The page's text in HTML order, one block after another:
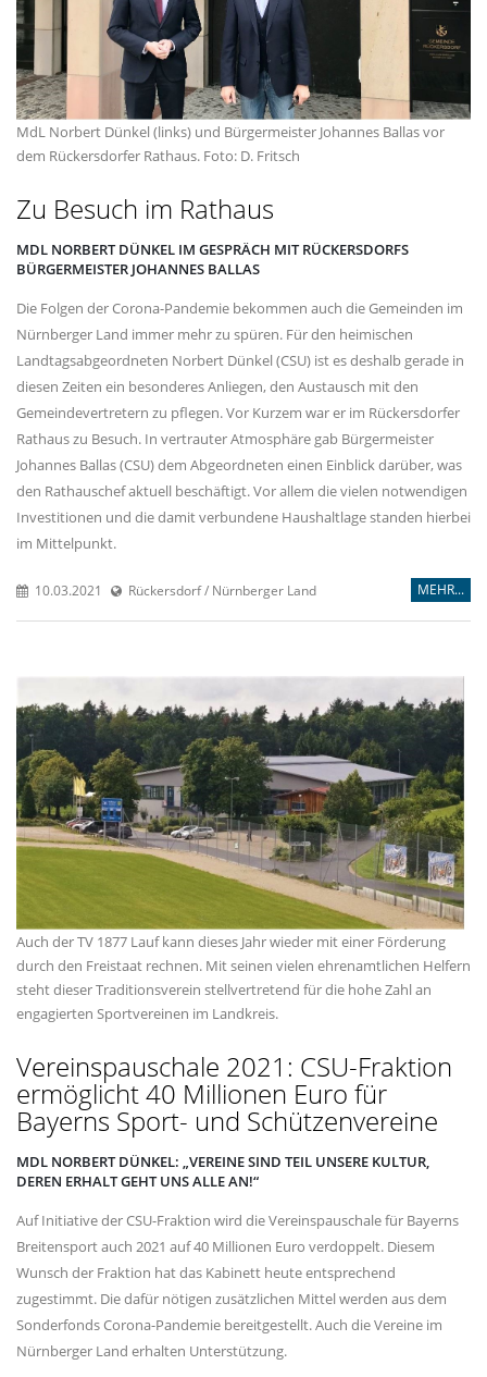
MdL Norbert Dünkel (links) und Bürgermeister Johannes Ballas vor
dem Rückersdorfer Rathaus. Foto: D. Fritsch
Zu Besuch im Rathaus
MDL NORBERT DÜNKEL IM GESPRÄCH MIT RÜCKERSDORFS
BÜRGERMEISTER JOHANNES BALLAS
Die Folgen der Corona-Pandemie bekommen auch die Gemeinden im
Nürnberger Land immer mehr zu spüren. Für den heimischen
Landtagsabgeordneten Norbert Dünkel (CSU) ist es deshalb gerade in
diesen Zeiten ein besonderes Anliegen, den Austausch mit den
Gemeindevertretern zu pflegen. Vor Kurzem war er im Rückersdorfer
Rathaus zu Besuch. In vertrauter Atmosphäre gab Bürgermeister
Johannes Ballas (CSU) dem Abgeordneten einen Einblick darüber, was
den Rathauschef aktuell beschäftigt. Vor allem die vielen notwendigen
Investitionen und die damit verbundene Haushaltlage standen hierbei
im Mittelpunkt.
10.03.2021 Rückersdorf / Nürnberger Land MEHR...
Auch der TV 1877 Lauf kann dieses Jahr wieder mit einer Förderung
durch den Freistaat rechnen. Mit seinen vielen ehrenamtlichen Helfern
steht dieser Traditionsverein stellvertretend für die hohe Zahl an
engagierten Sportvereinen im Landkreis.
Vereinspauschale 2021: CSU-Fraktion
ermöglicht 40 Millionen Euro für
Bayerns Sport- und Schützenvereine
MDL NORBERT DÜNKEL: „VEREINE SIND TEIL UNSERE KULTUR,
DEREN ERHALT GEHT UNS ALLE AN!“
Auf Initiative der CSU-Fraktion wird die Vereinspauschale für Bayerns
Breitensport auch 2021 auf 40 Millionen Euro verdoppelt. Diesem
Wunsch der Fraktion hat das Kabinett heute entsprechend
zugestimmt. Die dafür nötigen zusätzlichen Mittel werden aus dem
Sonderfonds Corona-Pandemie bereitgestellt. Auch die Vereine im
Nürnberger Land erhalten Unterstützung.